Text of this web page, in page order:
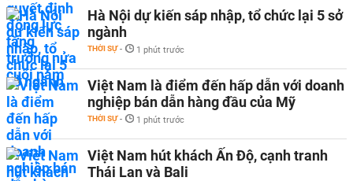
Hà Nội dự kiến sáp nhập, tổ chức lại 5 sở
ngành
THỜI SỰ - 1 phút trước
Việt Nam là điểm đến hấp dẫn với doanh
nghiệp bán dẫn hàng đầu của Mỹ
THỜI SỰ - 1 phút trước
Việt Nam hút khách Ấn Độ, cạnh tranh
Thái Lan và Bali